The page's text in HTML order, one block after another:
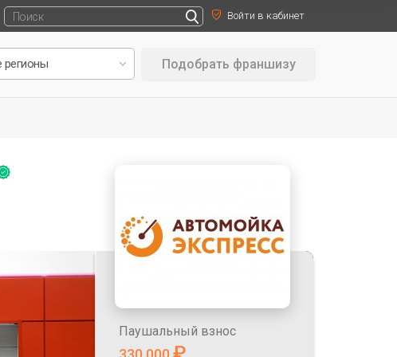
Войти в кабинет
Подобрать франшизу
Паушальный взнос